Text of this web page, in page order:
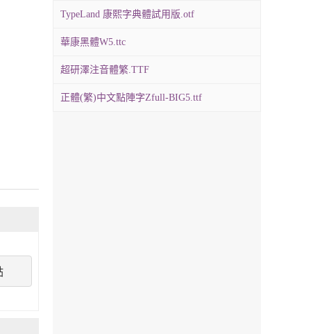
TypeLand 康熙字典體試用版.otf
華康黑體W5.ttc
超研澤注音體繁.TTF
正體(繁)中文點陣字Zfull-BIG5.ttf